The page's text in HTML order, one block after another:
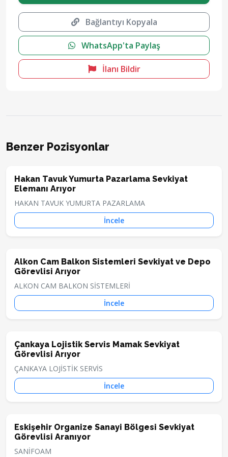
Bağlantıyı Kopyala
WhatsApp'ta Paylaş
İlanı Bildir
Benzer Pozisyonlar
Hakan Tavuk Yumurta Pazarlama Sevkiyat
Elemanı Arıyor
HAKAN TAVUK YUMURTA PAZARLAMA
İncele
Alkon Cam Balkon Sistemleri Sevkiyat ve Depo
Görevlisi Arıyor
ALKON CAM BALKON SİSTEMLERİ
İncele
Çankaya Lojistik Servis Mamak Sevkiyat
Görevlisi Arıyor
ÇANKAYA LOJİSTİK SERVİS
İncele
Eskişehir Organize Sanayi Bölgesi Sevkiyat
Görevlisi Aranıyor
SANİFOAM